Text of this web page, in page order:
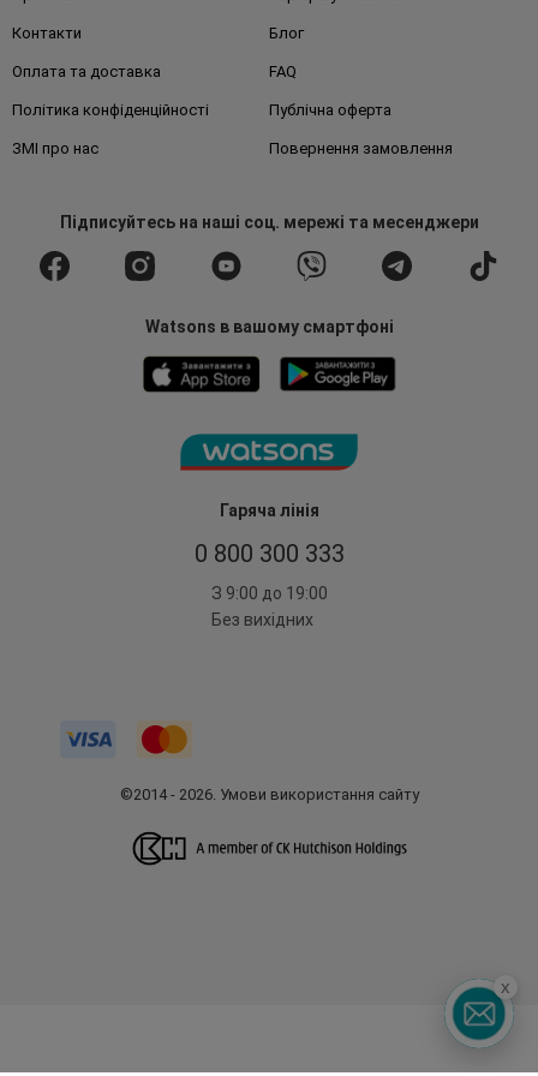
Гаряча лінія
0 800 300 333
З 9:00 до 19:00
Без вихідних
Контакти Блог
Оплата та доставка FAQ
Політика конфіденційності Публічна оферта
ЗМІ про нас Повернення замовлення
Підписуйтесьна наші соц. мережі та месенджери
Watsons в вашому смартфоні
©2014 - 2026. Умови використання сайту
x